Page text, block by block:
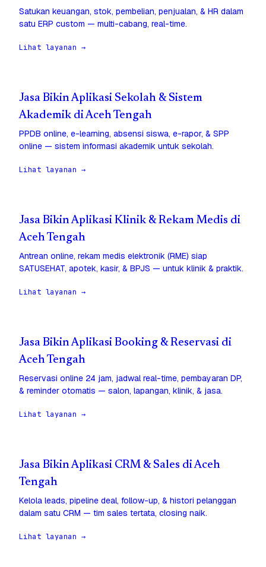
Satukan keuangan, stok, pembelian, penjualan, & HR dalam
satu ERP custom — multi-cabang, real-time.
Lihat layanan →
Jasa Bikin Aplikasi Sekolah & Sistem
Akademik di Aceh Tengah
PPDB online, e-learning, absensi siswa, e-rapor, & SPP
online — sistem informasi akademik untuk sekolah.
Lihat layanan →
Jasa Bikin Aplikasi Klinik & Rekam Medis di
Aceh Tengah
Antrean online, rekam medis elektronik (RME) siap
SATUSEHAT, apotek, kasir, & BPJS — untuk klinik & praktik.
Lihat layanan →
Jasa Bikin Aplikasi Booking & Reservasi di
Aceh Tengah
Reservasi online 24 jam, jadwal real-time, pembayaran DP,
& reminder otomatis — salon, lapangan, klinik, & jasa.
Lihat layanan →
Jasa Bikin Aplikasi CRM & Sales di Aceh
Tengah
Kelola leads, pipeline deal, follow-up, & histori pelanggan
dalam satu CRM — tim sales tertata, closing naik.
Lihat layanan →